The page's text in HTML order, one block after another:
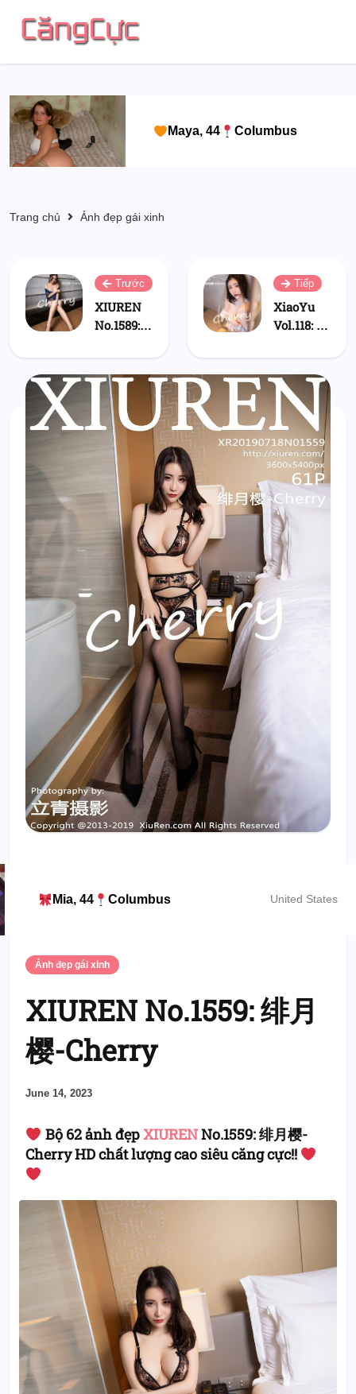
Maya, 44 Columbus
Trang chủ Ảnh đẹp gái xinh
Trước
XIUREN
No.1589:
Cherry
Tiếp
XiaoYu
Vol.118: 绯
Cherry
Mia, 44 Columbus United States
Ảnh đẹp gái xinh
XIUREN No.1559: 绯月
樱-Cherry
June 14, 2023
Bộ 62 ảnh đẹpXIURENNo.1559: 绯月樱-
Cherry HD chất lượng cao siêu căng cực!!